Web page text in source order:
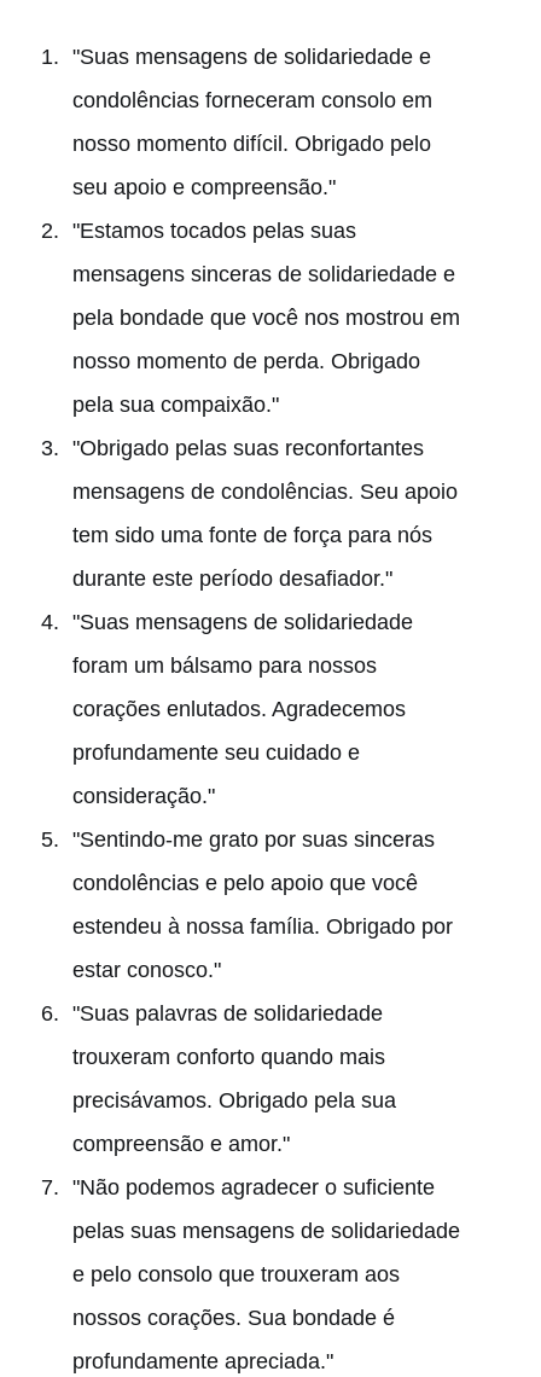
"Suas mensagens de solidariedade e
condolências forneceram consolo em
nosso momento difícil. Obrigado pelo
seu apoio e compreensão."
"Estamos tocados pelas suas
mensagens sinceras de solidariedade e
pela bondade que você nos mostrou em
nosso momento de perda. Obrigado
pela sua compaixão."
"Obrigado pelas suas reconfortantes
mensagens de condolências. Seu apoio
tem sido uma fonte de força para nós
durante este período desafiador."
"Suas mensagens de solidariedade
foram um bálsamo para nossos
corações enlutados. Agradecemos
profundamente seu cuidado e
consideração."
"Sentindo-me grato por suas sinceras
condolências e pelo apoio que você
estendeu à nossa família. Obrigado por
estar conosco."
"Suas palavras de solidariedade
trouxeram conforto quando mais
precisávamos. Obrigado pela sua
compreensão e amor."
"Não podemos agradecer o suficiente
pelas suas mensagens de solidariedade
e pelo consolo que trouxeram aos
nossos corações. Sua bondade é
profundamente apreciada."